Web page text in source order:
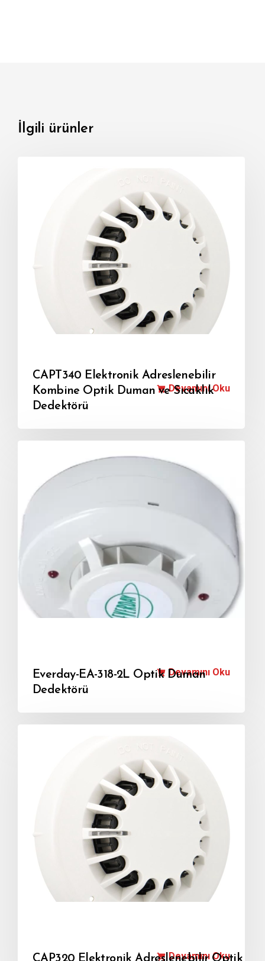
İlgili ürünler
CAPT340 Elektronik Adreslenebilir
Kombine Optik Duman ve Sıcaklık
Dedektörü
Devamını Oku
Everday-EA-318-2L Optik Duman
Dedektörü
Devamını Oku
CAP320 Elektronik Adreslenebilir Optik
Devamını Oku